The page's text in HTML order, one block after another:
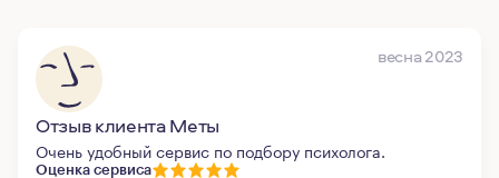
весна 2023
Отзыв клиента Меты
Очень удобный сервис по подбору психолога.
Оценка сервиса